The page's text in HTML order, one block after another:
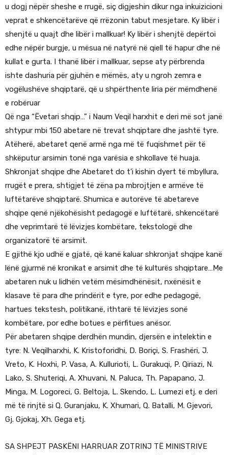
u dogj nëpër sheshe e rrugë, siç digjeshin dikur nga inkuizicioni
veprat e shkencëtarëve që rrëzonin tabut mesjetare. Ky libër i
shenjtë u quajt dhe libër i mallkuar! Ky libër i shenjtë depërtoi
edhe nëpër burgje, u mësua në natyrë në qiell të hapur dhe në
kullat e gurta. I thanë libër i mallkuar, sepse aty përbrenda
ishte dashuria për gjuhën e mëmës, aty u ngroh zemra e
vogëlushëve shqiptarë, që u shpërthente liria për mëmdhenë
e robëruar
Që nga “Ëvetari shqip…” i Naum Veqil harxhit e deri më sot janë
shtypur mbi 150 abetare në trevat shqiptare dhe jashtë tyre.
Atëherë, abetaret qenë armë nga më të fuqishmet për të
shkëputur arsimin tonë nga varësia e shkollave të huaja.
Shkronjat shqipe dhe Abetaret do t’i kishin dyert të mbyllura,
rrugët e prera, shtigjet të zëna pa mbrojtjen e armëve të
luftëtarëve shqiptarë. Shumica e autorëve të abetareve
shqipe qenë njëkohësisht pedagogë e luftëtarë, shkencëtarë
dhe veprimtarë të lëvizjes kombëtare, tekstologë dhe
organizatorë të arsimit.
E gjithë kjo udhë e gjatë, që kanë kaluar shkronjat shqipe kanë
lënë gjurmë në kronikat e arsimit dhe të kulturës shqiptare…Me
abetaren nuk u lidhën vetëm mësimdhënësit, nxënësit e
klasave të para dhe prindërit e tyre, por edhe pedagogë,
hartues tekstesh, politikanë, ithtarë të lëvizjes sonë
kombëtare, por edhe botues e përfitues anësor.
Për abetaren shqipe derdhën mundin, djersën e intelektin e
tyre: N. Veqilharxhi, K. Kristoforidhi, D. Boriçi, S. Frashëri, J.
Vreto, K. Hoxhi, P. Vasa, A. Kullurioti, L. Gurakuqi, P. Qiriazi, N.
Lako, S. Shuteriqi, A. Xhuvani, N. Paluca, Th. Papapano, J.
Minga, M. Logoreci, G. Beltoja, L. Skendo, L. Lumezi etj. e deri
më të rinjtë si Q. Guranjaku, K. Xhumari, Q. Batalli, M. Gjevori,
Gj. Gjokaj, Xh. Gega etj.
SA SHPEJT PASKËNI HARRUAR ZOTRINJ TË MINISTRIVE